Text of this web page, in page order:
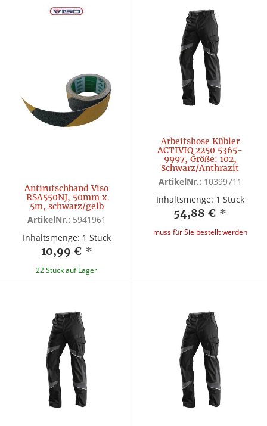
Antirutschband Viso
RSA550NJ, 50mm x
5m, schwarz/gelb
ArtikelNr.: 5941961
Inhaltsmenge: 1 Stück
10,99 € *
22 Stück auf Lager
Arbeitshose Kübler
ACTIVIQ 2250 5365-
9997, Größe: 102,
Schwarz/Anthrazit
ArtikelNr.: 10399711
Inhaltsmenge: 1 Stück
54,88 € *
muss für Sie bestellt werden